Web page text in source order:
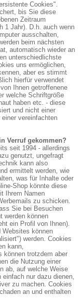
Cookies".
bis Sie diese
Zeitraum
1 Jahr). D.h. auch wenn
ausschalten,
beim nächsten
automatisch wieder an
unterschiedlichste
uns ermöglichen,
aber es stimmt
hierfür verwendet
Ihnen getroffenene
welche Schriftgröße
haben etc. - diese
und nicht einer
einer vereinfachten
Verruf gekommen?
seit 1994 - allerdings
genutzt, ungefragt
kann also
ermittelt werden, wie
was für Inhalte oder
Shop könnte diese
Ihrem Namen
zu schicken.
Sie bei Besuchen
werden können
ein Profil von Ihnen).
Websites können
werden. Cookies
kann,
können trotzdem aber
die Nutzung einer
ab, auf welche Weise
nur dazu dienen,
zu machen. Cookies
an und enthalten